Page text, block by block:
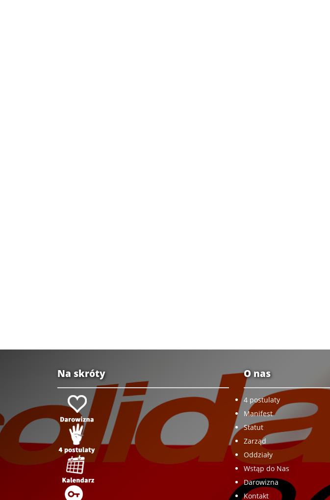
Na skróty O nas
4 postulaty
Manifest
Statut
Zarząd
Oddziały
Wstąp do Nas
Darowizna
Kontakt